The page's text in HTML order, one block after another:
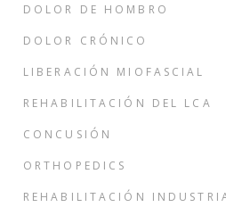
DOLOR DE HOMBRO
DOLOR CRÓNICO
LIBERACIÓN MIOFASCIAL
REHABILITACIÓN DEL LCA
CONCUSIÓN
ORTHOPEDICS
REHABILITACIÓN